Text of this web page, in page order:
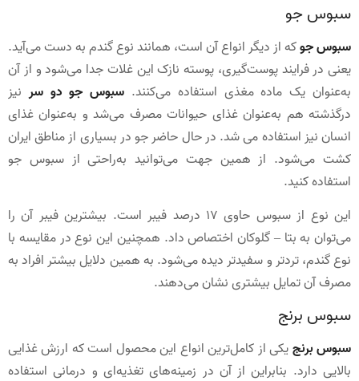
سبوس جو
سبوس جوکه از دیگر انواع آن است، همانند نوع گندم به دست می‌آید.
یعنی در فرایند پوست‌گیری، پوسته نازک این غلات جدا می‌شود و از آن
به‌عنوان یک ماده مغذی استفاده می‌کنند. سبوس جو دو سرنیز
درگذشته هم به‌عنوان غذای حیوانات مصرف می‌شد و به‌عنوان غذای
انسان نیز استفاده می شد. در حال حاضر جو در بسیاری از مناطق ایران
کشت می‌شود. از همین جهت می‌توانید به‌راحتی از سبوس جو
استفاده کنید.
این نوع از سبوس حاوی 17 درصد فیبر است. بیشترین فیبر آن را
می‌توان به بتا – گلوکان اختصاص داد. همچنین این نوع در مقایسه با
نوع گندم، تردتر و سفیدتر دیده می‌شود. به همین دلایل بیشتر افراد به
مصرف آن تمایل بیشتری نشان می‌دهند.
سبوس برنج
سبوس برنجیکی از کامل‌ترین انواع این محصول است که ارزش غذایی
بالایی دارد. بنابراین از آن در زمینه‌های تغذیه‌ای و درمانی استفاده